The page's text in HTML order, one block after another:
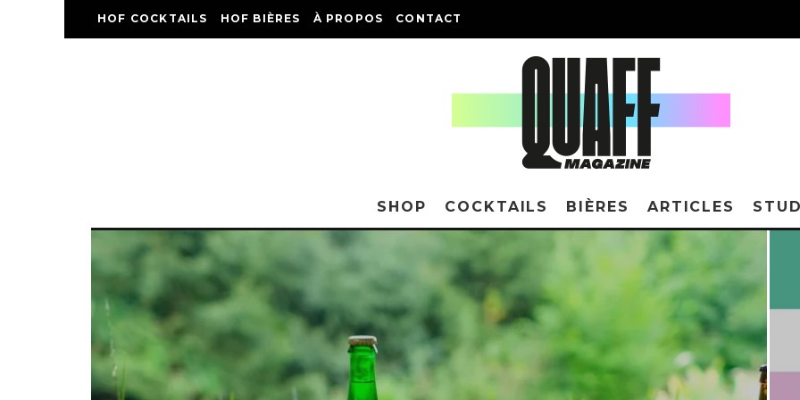
HOF COCKTAILS HOF BIÈRES À PROPOS CONTACT
SHOP COCKTAILS BIÈRES ARTICLES